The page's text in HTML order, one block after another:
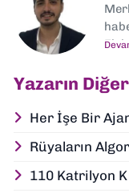
🚀
Yazarın Diğer
Her İşe Bir
Rüyaların
110 Katrilyon